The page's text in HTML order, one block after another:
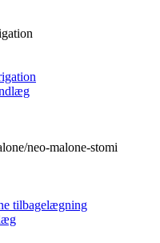
neo-malone-stomi
tilbagelægning